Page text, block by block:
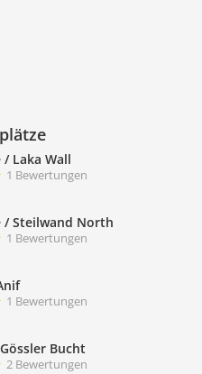
/ Laka Wall
1 Bewertungen
/ Steilwand North
1 Bewertungen
1 Bewertungen
Bucht
2 Bewertungen